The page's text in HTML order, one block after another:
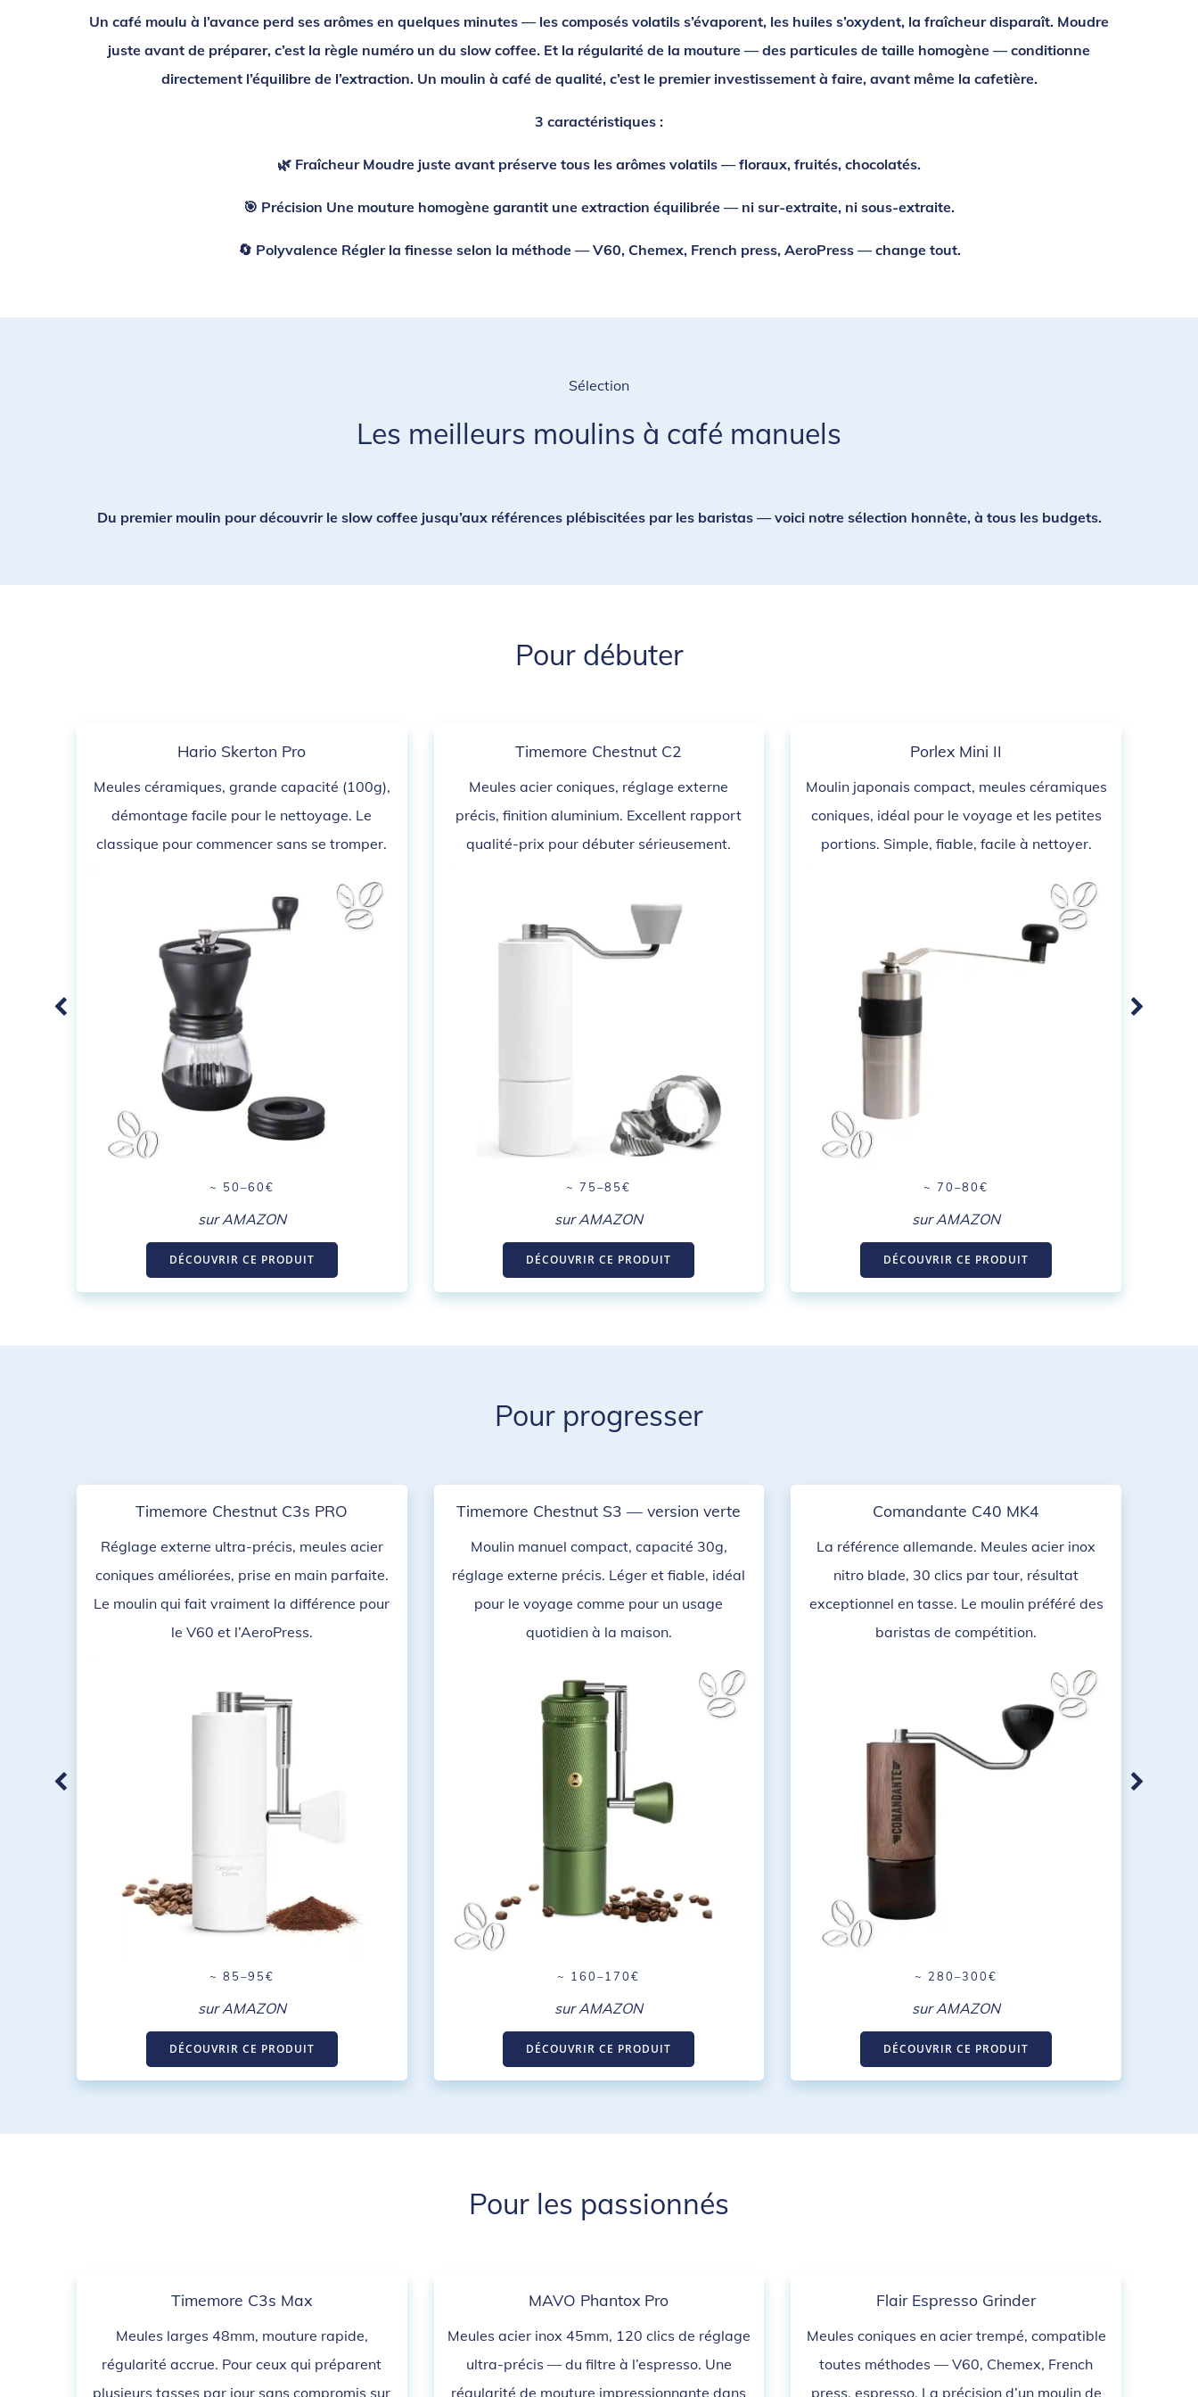
Un café moulu à l’avance perd ses arômes en quelques minutes — les composés volatils s’évaporent, les huiles s’oxydent, la fraîcheur disparaît. Moudre
juste avant de préparer, c’est la règle numéro un du slow coffee. Et la régularité de la mouture — des particules de taille homogène — conditionne
directement l’équilibre de l’extraction. Un moulin à café de qualité, c’est le premier investissement à faire, avant même la cafetière.
3 caractéristiques :
🌿 FraîcheurMoudre juste avant préserve tous les arômes volatils — floraux, fruités, chocolatés.
🎯 Précision Une mouture homogène garantit une extraction équilibrée — ni sur-extraite, ni sous-extraite.
🔄 PolyvalenceRégler la finesse selon la méthode — V60, Chemex, French press, AeroPress — change tout.
Sélection
Les meilleurs moulins à café manuels
Du premier moulin pour découvrir le slow coffee jusqu’aux références plébiscitées par les baristas — voici notre sélection honnête, à tous les budgets.
Pour débuter
Hario Skerton Pro
Meules céramiques, grande capacité (100g),
démontage facile pour le nettoyage. Le
classique pour commencer sans se tromper.
~ 50–60€
sur AMAZON
DÉCOUVRIR CE PRODUIT
Timemore Chestnut C2
Meules acier coniques, réglage externe
précis, finition aluminium. Excellent rapport
qualité-prix pour débuter sérieusement.
~ 75–85€
sur AMAZON
DÉCOUVRIR CE PRODUIT
Porlex Mini II
Moulin japonais compact, meules céramiques
coniques, idéal pour le voyage et les petites
portions. Simple, fiable, facile à nettoyer.
~ 70–80€
sur AMAZON
DÉCOUVRIR CE PRODUIT
Pour progresser
Timemore Chestnut C3s PRO
Réglage externe ultra-précis, meules acier
coniques améliorées, prise en main parfaite.
Le moulin qui fait vraiment la différence pour
le V60 et l’AeroPress.
~ 85–95€
sur AMAZON
DÉCOUVRIR CE PRODUIT
Timemore Chestnut S3 — version verte
Moulin manuel compact, capacité 30g,
réglage externe précis. Léger et fiable, idéal
pour le voyage comme pour un usage
quotidien à la maison.
~ 160–170€
sur AMAZON
DÉCOUVRIR CE PRODUIT
Comandante C40 MK4
La référence allemande. Meules acier inox
nitro blade, 30 clics par tour, résultat
exceptionnel en tasse. Le moulin préféré des
baristas de compétition.
~ 280–300€
sur AMAZON
DÉCOUVRIR CE PRODUIT
Pour les passionnés
Timemore C3s Max
Meules larges 48mm, mouture rapide,
régularité accrue. Pour ceux qui préparent
plusieurs tasses par jour sans compromis sur
MAVO Phantox Pro
Meules acier inox 45mm, 120 clics de réglage
ultra-précis — du filtre à l’espresso. Une
régularité de mouture impressionnante dans
Flair Espresso Grinder
Meules coniques en acier trempé, compatible
toutes méthodes — V60, Chemex, French
press, espresso. La précision d’un moulin de